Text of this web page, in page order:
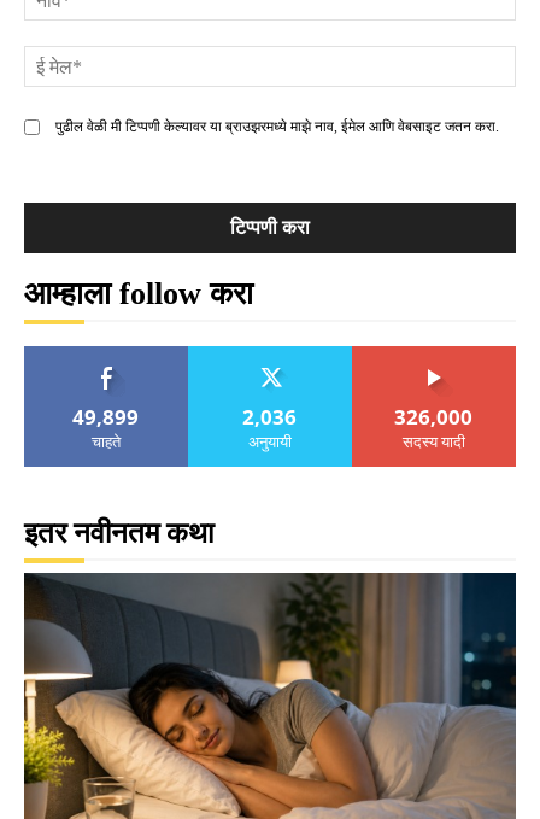
पुढील वेळी मी टिप्पणी केल्यावर या ब्राउझरमध्ये माझे नाव, ईमेल आणि वेबसाइट जतन करा.
आम्हाला follow करा
49,899
चाहते
2,036
अनुयायी
326,000
सदस्य यादी
इतर नवीनतम कथा